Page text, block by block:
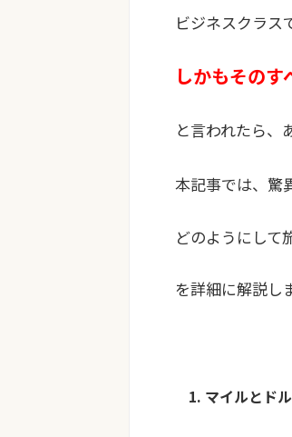
ビジネスクラス
しかもその
と言われたら、
本記事では、驚
どのようにして
を詳細に解説し
1. マイルとド